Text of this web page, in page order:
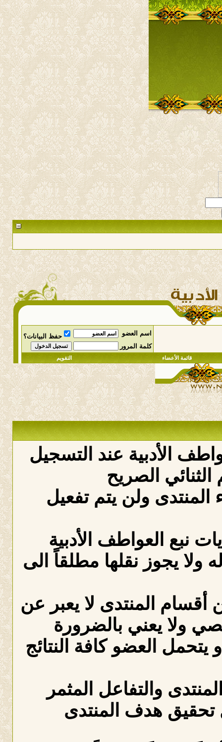
اسم العضو
حفظ البيانات؟
كلمة المرور
قائمة الأعضاء التقويم
الأدبية عند التسجيل
الصريح
ولن يتم تفعيل
نبع العواطف الأدبية
ولا يجوز نقلها مطلقاً الى
المنتدى لا يعبر عن
ولا يعني بالضرورة
العضو كافة النتائج
والتفاعل المثمر
هدف المنتدى